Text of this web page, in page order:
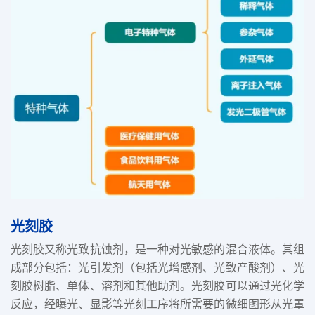
光刻胶
光刻胶又称光致抗蚀剂，是一种对光敏感的混合液体。其组
成部分包括：光引发剂（包括光增感剂、光致产酸剂）、光
刻胶树脂、单体、溶剂和其他助剂。光刻胶可以通过光化学
反应，经曝光、显影等光刻工序将所需要的微细图形从光罩